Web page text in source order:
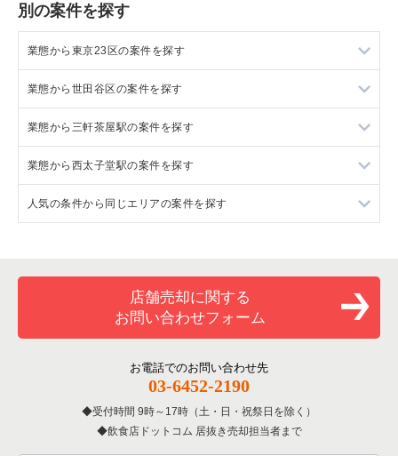
別の案件を探す
業態から東京23区の案件を探す
東京23区のラーメンの居抜き売却物件の案件一覧
東京23区のフランス料理の居抜き売却物件の案件一覧
東京23区のイタリア料理の居抜き売却物件の案件一覧
東京23区の中華の居抜き売却物件の案件一覧
東京23区の寿司の居抜き売却物件の案件一覧
東京23区の焼肉の居抜き売却物件の案件一覧
東京23区のアジア料理の居抜き売却物件の案件一覧
東京23区のカフェの居抜き売却物件の案件一覧
業態から世田谷区の案件を探す
世田谷区のラーメンの居抜き売却物件の案件一覧
世田谷区のフランス料理の居抜き売却物件の案件一覧
世田谷区のイタリア料理の居抜き売却物件の案件一覧
世田谷区のそば・うどんの居抜き売却物件の案件一覧
世田谷区の焼肉の居抜き売却物件の案件一覧
世田谷区のアジア料理の居抜き売却物件の案件一覧
世田谷区のカフェの居抜き売却物件の案件一覧
業態から三軒茶屋駅の案件を探す
三軒茶屋駅のフランス料理の居抜き売却物件の案件一覧
三軒茶屋駅のイタリア料理の居抜き売却物件の案件一覧
三軒茶屋駅の焼肉の居抜き売却物件の案件一覧
三軒茶屋駅のカフェの居抜き売却物件の案件一覧
三軒茶屋駅のバーの居抜き売却物件の案件一覧
三軒茶屋駅の居酒屋・ダイニングバーの居抜き売却物件の案件
業態から西太子堂駅の案件を探す
西太子堂駅のイタリア料理の居抜き売却物件の案件一覧
西太子堂駅のカフェの居抜き売却物件の案件一覧
西太子堂駅のバーの居抜き売却物件の案件一覧
西太子堂駅の洋食の居抜き売却物件の案件一覧
人気の条件から同じエリアの案件を探す
世田谷区の1階の飲食店の居抜き売却物件の案件一覧
三軒茶屋駅の1階の飲食店の居抜き売却物件の案件一覧
東京23区の1階のカフェの居抜き売却物件の案件一覧
東京23区の20坪以下の飲食店の居抜き売却物件の案件一覧
店舗売却に関する
お問い合わせフォーム
お電話でのお問い合わせ先
03-6452-2190
受付時間 9時～17時（土・日・祝祭日を除く）
飲食店ドットコム 居抜き売却担当者まで